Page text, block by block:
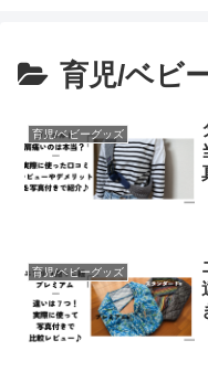
育児/ベビ
育児/ベビーグッズ
育児/ベビーグッズ